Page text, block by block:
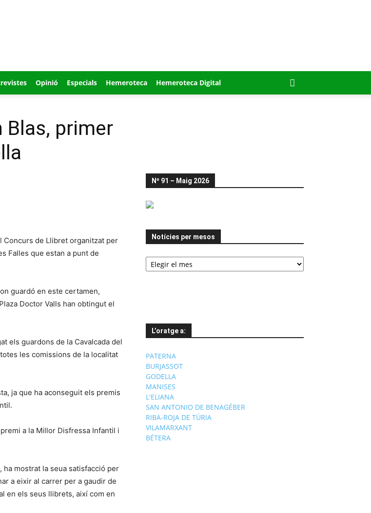
Opinió Especials Hemeroteca Hemeroteca Digital
Blas, primer
Concurs de Llibret organitzat per
Falles que estan a punt de
guardó en este certamen,
Doctor Valls han obtingut el
els guardons de la Cavalcada del
les comissions de la localitat
ja que ha aconseguit els premis
a la Millor Disfressa Infantil i
ha mostrat la seua satisfacció per
a eixir al carrer per a gaudir de
en els seus llibrets, així com en
Nº 91 – Maig 2026
Notícies per mesos
Notícies
per
L’oratge a:
PATERNA
BURJASSOT
GODELLA
MANISES
L'ELIANA
SAN ANTONIO DE BENAGÉBER
RIBA-ROJA DE TÚRIA
VILAMARXANT
BÉTERA